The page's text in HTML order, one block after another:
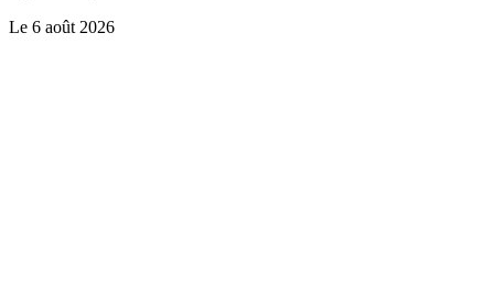
Le 6 août 2026